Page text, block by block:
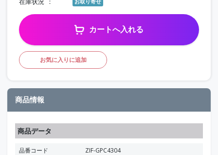
カートへ入れる
お気に入りに追加
商品情報
商品データ
品番コード
ZIF-GPC4304